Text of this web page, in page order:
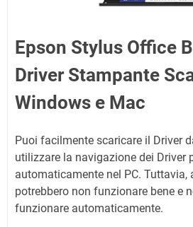
Epson Stylus Office
Driver Stampante
Windows e Mac
Puoi facilmente scaricare il Driver
utilizzare la navigazione dei Driver
automaticamente nel PC. Tuttavia,
potrebbero non funzionare bene e
funzionare automaticamente.